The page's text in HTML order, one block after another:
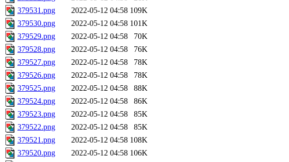
379531.png
2022-05-12 04:58 109K
379530.png
2022-05-12 04:58 101K
379529.png
2022-05-12 04:58
70K
379528.png
2022-05-12 04:58
76K
379527.png
2022-05-12 04:58
78K
379526.png
2022-05-12 04:58
78K
379525.png
2022-05-12 04:58
88K
379524.png
2022-05-12 04:58
86K
379523.png
2022-05-12 04:58
85K
379522.png
2022-05-12 04:58
85K
379521.png
2022-05-12 04:58 108K
379520.png
2022-05-12 04:58 106K